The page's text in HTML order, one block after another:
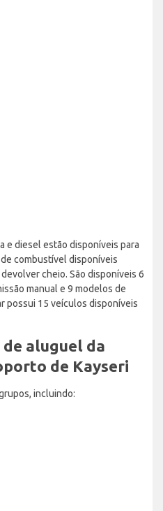
e diesel estão disponíveis para
combustível disponíveis
cheio. São disponíveis 6
manual e 9 modelos de
possui 15 veículos disponíveis
aluguel da
de Kayseri
incluindo: